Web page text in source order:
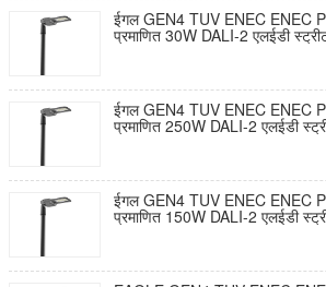
ईगल GEN4 TUV ENEC ENEC
प्रमाणित 30W DALI-2 एलईडी
7 पिन NEMA सॉकेट शॉर्टिंग कैप
ईगल GEN4 TUV ENEC ENEC
प्रमाणित 250W DALI-2 एलईडी
NEMA सॉकेट शॉर्टिंग कैप और
ईगल GEN4 TUV ENEC ENEC
प्रमाणित 150W DALI-2 एलईडी
NEMA सॉकेट शॉर्टिंग कैप और